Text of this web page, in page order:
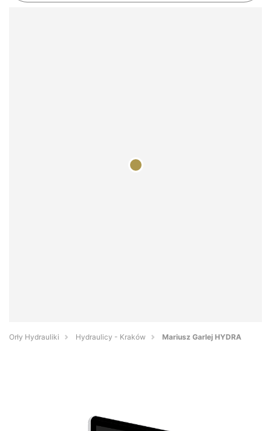
Orły Hydrauliki Hydraulicy - Kraków Mariusz Garlej HYDRA